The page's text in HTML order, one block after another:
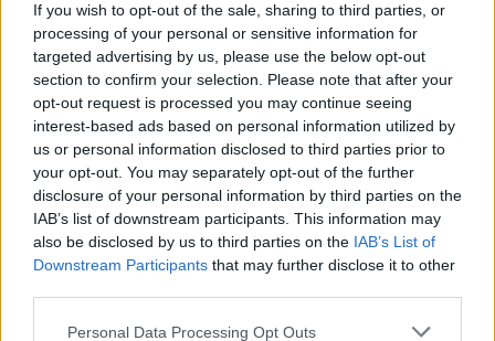
If you wish to opt-out of the sale, sharing to third parties, or
processing of your personal or sensitive information for
targeted advertising by us, please use the below opt-out
section to confirm your selection. Please note that after your
opt-out request is processed you may continue seeing
interest-based ads based on personal information utilized by
us or personal information disclosed to third parties prior to
your opt-out. You may separately opt-out of the further
disclosure of your personal information by third parties on the
IAB’s list of downstream participants. This information may
also be disclosed by us to third parties on the IAB’s List of
Downstream Participants that may further disclose it to other
Personal Data Processing Opt Outs
Σχετικά Άρθρα